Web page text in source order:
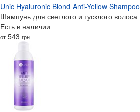
Unic Hyaluronic Blond Anti-Yellow Shampoo
Шампунь для светлого и тусклого волоса
Есть в наличии
от 543 грн